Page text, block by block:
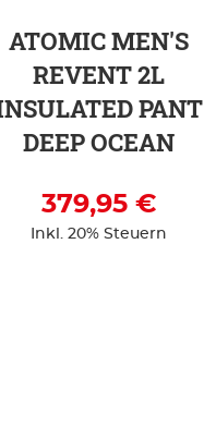
ATOMIC MEN'S
REVENT 2L
PANT
DEEP OCEAN
379,95 €
Inkl. 20% Steuern